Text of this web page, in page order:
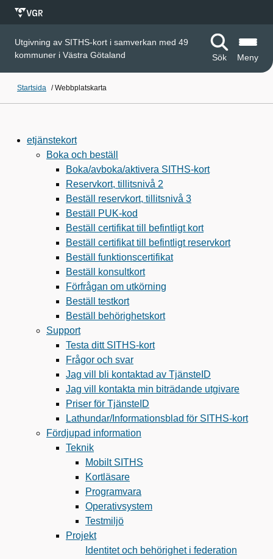
Utgivning av SITHS-kort i samverkan med 49
kommuner i Västra Götaland
Sök Meny
Startsida /Webbplatskarta
etjänstekort
Boka och beställ
Boka/avboka/aktivera SITHS-kort
Reservkort, tillitsnivå 2
Beställ reservkort, tillitsnivå 3
Beställ PUK-kod
Beställ certifikat till befintligt kort
Beställ certifikat till befintligt reservkort
Beställ funktionscertifikat
Beställ konsultkort
Förfrågan om utkörning
Beställ testkort
Beställ behörighetskort
Support
Testa ditt SITHS-kort
Frågor och svar
Jag vill bli kontaktad av TjänsteID
Jag vill kontakta min biträdande utgivare
Priser för TjänsteID
Lathundar/Informationsblad för SITHS-kort
Fördjupad information
Teknik
Mobilt SITHS
Kortläsare
Programvara
Operativsystem
Testmiljö
Projekt
Identitet och behörighet i federation